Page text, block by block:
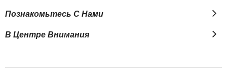
Познакомьтесь С Нами
В Центре Внимания